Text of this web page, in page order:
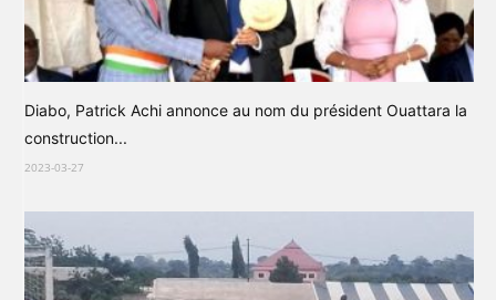
Diabo, Patrick Achi annonce au nom du président Ouattara la
construction...
2023-03-27